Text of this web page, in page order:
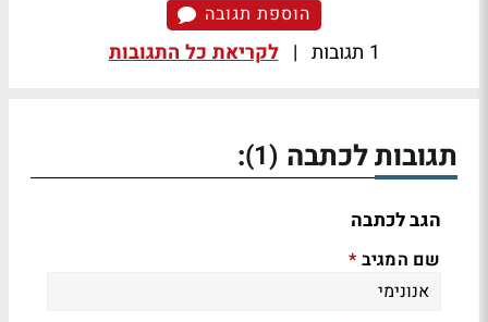
הוספת תגובה
1 תגובות | לקריאת כל התגובות
תגובות לכתבה (1)
:
הגב לכתבה
שם המגיב *